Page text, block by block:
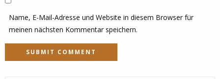
Name, E-Mail-Adresse und Website in diesem Browser für
meinen nächsten Kommentar speichern.